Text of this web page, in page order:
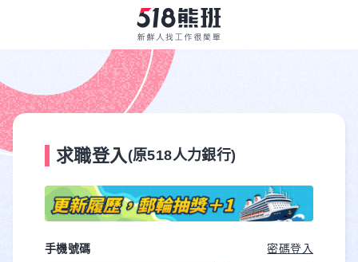
求職登入 (原518人力銀行)
手機號碼 密碼登入